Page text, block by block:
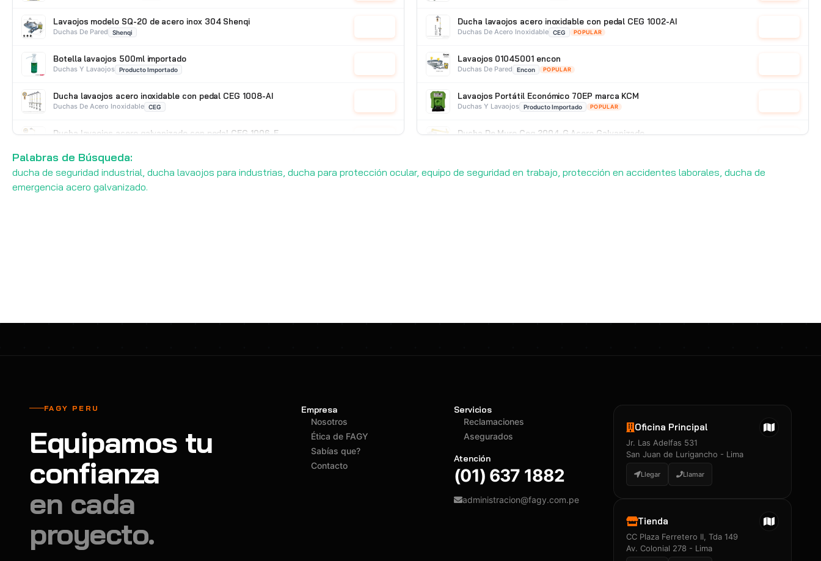
Lavaojos modelo SQ-20 de acero inox 304 Shenqi
Duchas De Pared Shenqi
Botella lavaojos 500ml importado
Duchas Y Lavaojos Producto Importado
Ducha lavaojos acero inoxidable con pedal CEG 1008-AI
Duchas De Acero Inoxidable CEG
Ducha lavaojos acero galvanizado con pedal CEG 1006-E
Ducha lavaojos acero inoxidable con pedal CEG 1002-AI
Duchas De Acero Inoxidable CEG POPULAR
Lavaojos 01045001 encon
Duchas De Pared Encon POPULAR
Lavaojos Portátil Económico 70EP marca KCM
Duchas Y Lavaojos Producto Importado POPULAR
Ducha De Muro Ceg 2004-G Acero Galvanizado
Palabras de Búsqueda:
ducha de seguridad industrial, ducha lavaojos para industrias, ducha para protección ocular, equipo de seguridad en trabajo, protección en accidentes laborales, ducha de
emergencia acero galvanizado.
FAGY PERU
Equipamos tu
confianza
en cada
proyecto.
Empresa
Nosotros
Ética de FAGY
Sabías que?
Contacto
Servicios
Reclamaciones
Asegurados
Atención
(01) 637 1882
administracion@fagy.com.pe
Oficina Principal
Jr. Las Adelfas 531
San Juan de Lurigancho - Lima
Llegar Llamar
Tienda
CC Plaza Ferretero II, Tda 149
Av. Colonial 278 - Lima